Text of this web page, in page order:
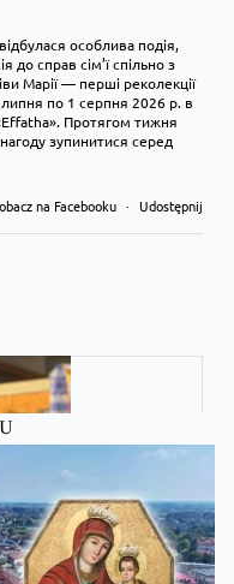
особлива подія,
до справ сім’ї спільно з
Марії — перші реколекції
по 1 серпня 2026 р. в
Протягом тижня
зупинитися серед
na Facebooku · Udostępnij